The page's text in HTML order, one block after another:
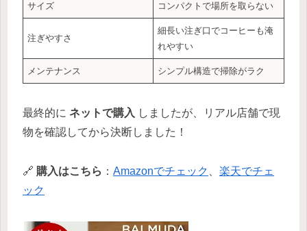
サイズ コンパクトで場所を取らない
注ぎやすさ
細長い注ぎ口でコーヒーも淹
れやすい
メンテナンス シンプル構造で掃除がラク
最終的に ネットで購入 しましたが、リアル店舗で現
物を確認してから決断しました！
🔗 購入はこちら ： Amazonでチェック
楽天でチェ
ック